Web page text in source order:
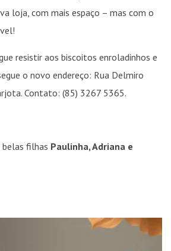
loja, com mais espaço – mas com o
resistir aos biscoitos enroladinhos e
o novo endereço: Rua Delmiro
Contato: (85) 3267 5365.
belas filhas Paulinha, Adriana e